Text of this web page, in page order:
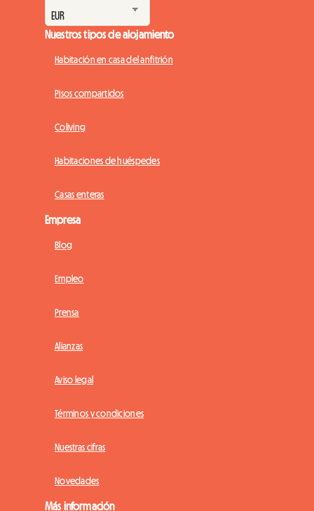
Nuestros tipos de alojamiento
Habitación en casa del anfitrión
Pisos compartidos
Coliving
Habitaciones de huéspedes
Casas enteras
Empresa
Blog
Empleo
Prensa
Alianzas
Aviso legal
Términos y condiciones
Nuestras cifras
Novedades
Más información